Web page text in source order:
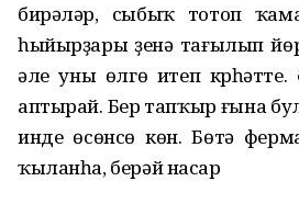
бирәләр, сыбыҡ тотоп
һыйырҙары үҙенә тағылып
әле уны өлгө итеп
аптырай. Бер тапҡыр ғына
инде өсөнсө көн. Бөтә
ҡыланһа, берәй насар